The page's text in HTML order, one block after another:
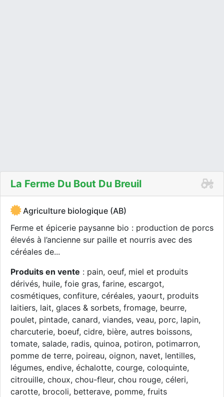
La Ferme Du Bout Du Breuil
Agriculture biologique (AB)
Ferme et épicerie paysanne bio : production de porcs
élevés à l’ancienne sur paille et nourris avec des
céréales de...
Produits en vente : pain, oeuf, miel et produits
dérivés, huile, foie gras, farine, escargot,
cosmétiques, confiture, céréales, yaourt, produits
laitiers, lait, glaces & sorbets, fromage, beurre,
poulet, pintade, canard, viandes, veau, porc, lapin,
charcuterie, boeuf, cidre, bière, autres boissons,
tomate, salade, radis, quinoa, potiron, potimarron,
pomme de terre, poireau, oignon, navet, lentilles,
légumes, endive, échalotte, courge, coloquinte,
citrouille, choux, chou-fleur, chou rouge, céleri,
carotte, brocoli, betterave, pomme, fruits